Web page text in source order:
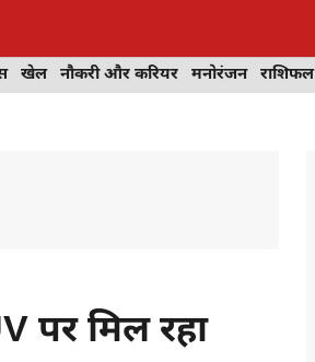
खेल नौकरी और करियर मनोरंजन राशिफल
पर मिल रहा